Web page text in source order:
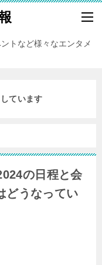
トなど様々なエンタメ
ています
の日程と会
どうなってい